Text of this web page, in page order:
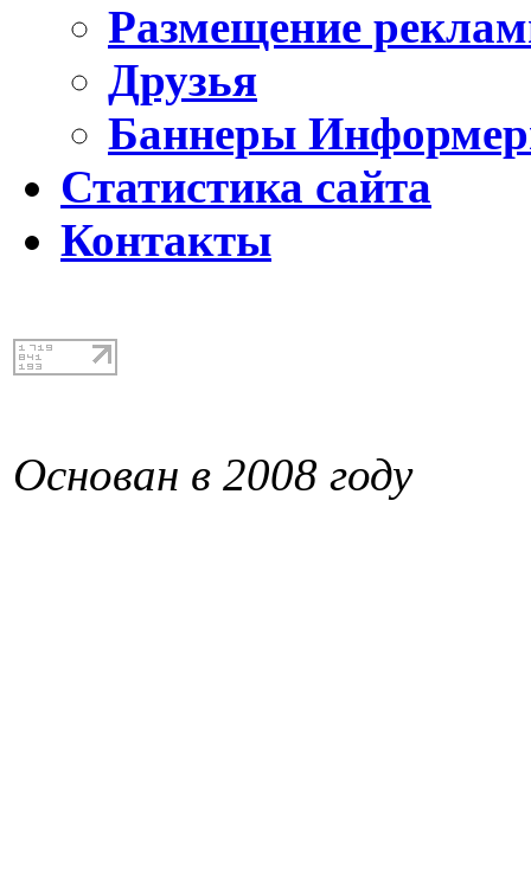
Размещение
Друзья
Баннеры
Статистика сайта
Контакты
Основан в 2008 году